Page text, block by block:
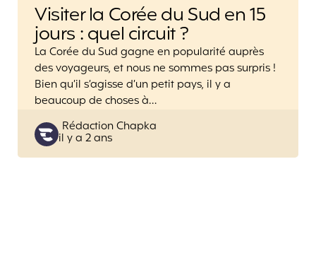
Visiter la Corée du Sud en 15
jours : quel circuit ?
La Corée du Sud gagne en popularité auprès
des voyageurs, et nous ne sommes pas surpris !
Bien qu’il s’agisse d’un petit pays, il y a
beaucoup de choses à…
Posted
by
Rédaction Chapka
il y a 2 ans